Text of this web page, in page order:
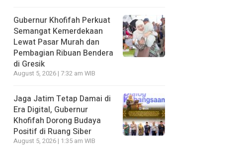
Gubernur Khofifah Perkuat
Semangat Kemerdekaan
Lewat Pasar Murah dan
Pembagian Ribuan Bendera
di Gresik
August 5, 2026 | 7:32 am WIB
Jaga Jatim Tetap Damai di
Era Digital, Gubernur
Khofifah Dorong Budaya
Positif di Ruang Siber
August 5, 2026 | 1:35 am WIB